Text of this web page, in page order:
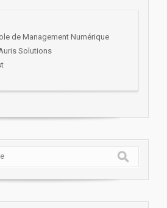
de Management Numérique
Solutions